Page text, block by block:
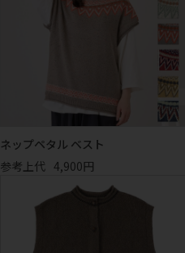
ネップペタル ベスト
参考上代 4,900円